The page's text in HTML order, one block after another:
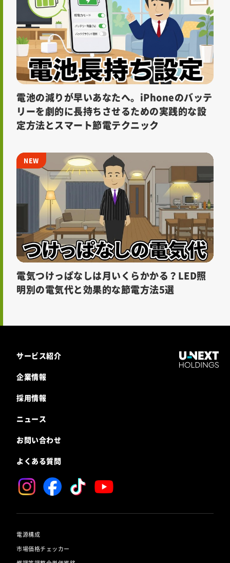
電池の減りが早いあなたへ。iPhoneのバッテ
リーを劇的に長持ちさせるための実践的な設
定方法とスマート節電テクニック
電気つけっぱなしは月いくらかかる？LED照
明別の電気代と効果的な節電方法5選
サービス紹介
企業情報
採用情報
ニュース
お問い合わせ
よくある質問
電源構成
市場価格チェッカー